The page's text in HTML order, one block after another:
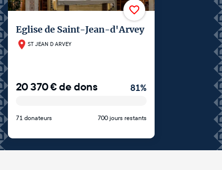
Eglise de Saint-Jean-d'Arvey
ST JEAN D ARVEY
20 370€de dons 81%
71 donateurs 700 jours restants